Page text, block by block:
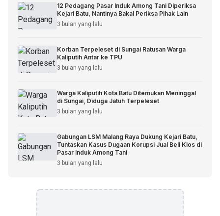
12 Pedagang Pasar Induk Among Tani Diperiksa
Kejari Batu, Nantinya Bakal Periksa Pihak Lain
3 bulan yang lalu
Korban Terpeleset di Sungai Ratusan Warga
Kaliputih Antar ke TPU
3 bulan yang lalu
Warga Kaliputih Kota Batu Ditemukan Meninggal
di Sungai, Diduga Jatuh Terpeleset
3 bulan yang lalu
Gabungan LSM Malang Raya Dukung Kejari Batu,
Tuntaskan Kasus Dugaan Korupsi Jual Beli Kios di
Pasar Induk Among Tani
3 bulan yang lalu